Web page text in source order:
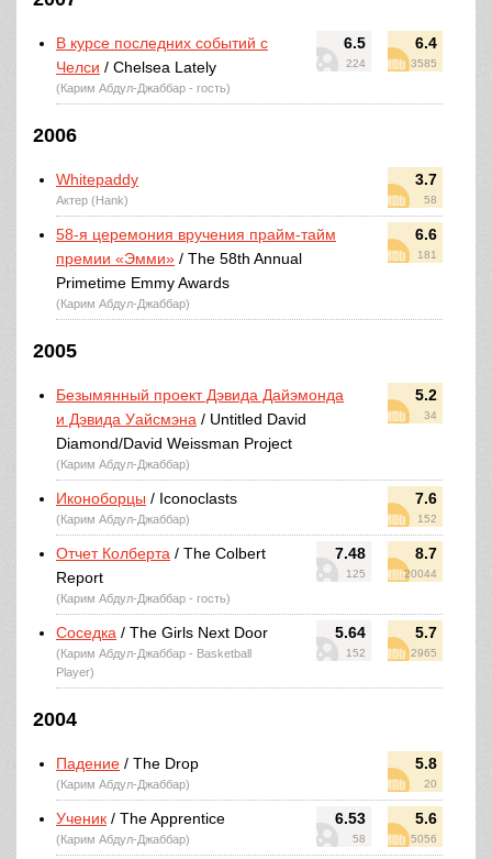
6.5
224
6.4
3585
В курсе последних событий с
Челси / Chelsea Lately
(Карим Абдул-Джаббар - гость)
2006
3.7
58
Whitepaddy
Актер (Hank)
6.6
181
58-я церемония вручения прайм-тайм
премии «Эмми» / The 58th Annual
Primetime Emmy Awards
(Карим Абдул-Джаббар)
2005
5.2
34
Безымянный проект Дэвида Дайэмонда
и Дэвида Уайсмэна / Untitled David
Diamond/David Weissman Project
(Карим Абдул-Джаббар)
7.6
152
Иконоборцы / Iconoclasts
(Карим Абдул-Джаббар)
7.48
125
8.7
20044
Отчет Колберта / The Colbert
Report
(Карим Абдул-Джаббар - гость)
5.64
152
5.7
2965
Соседка / The Girls Next Door
(Карим Абдул-Джаббар - Basketball
Player)
2004
5.8
20
Падение / The Drop
(Карим Абдул-Джаббар)
6.53
58
5.6
5056
Ученик / The Apprentice
(Карим Абдул-Джаббар)